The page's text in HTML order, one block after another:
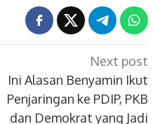
Next post
Ini Alasan Benyamin Ikut
Penjaringan ke PDIP, PKB
dan Demokrat yang Jadi